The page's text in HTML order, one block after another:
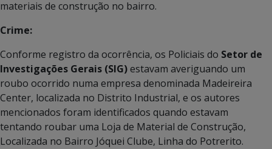
materiais de construção no bairro.
Crime:
Conforme registro da ocorrência, os Policiais do Setor de
Investigações Gerais (SIG)estavam averiguando um
roubo ocorrido numa empresa denominada Madeireira
Center, localizada no Distrito Industrial, e os autores
mencionados foram identificados quando estavam
tentando roubar uma Loja de Material de Construção,
Localizada no Bairro Jóquei Clube, Linha do Potrerito.